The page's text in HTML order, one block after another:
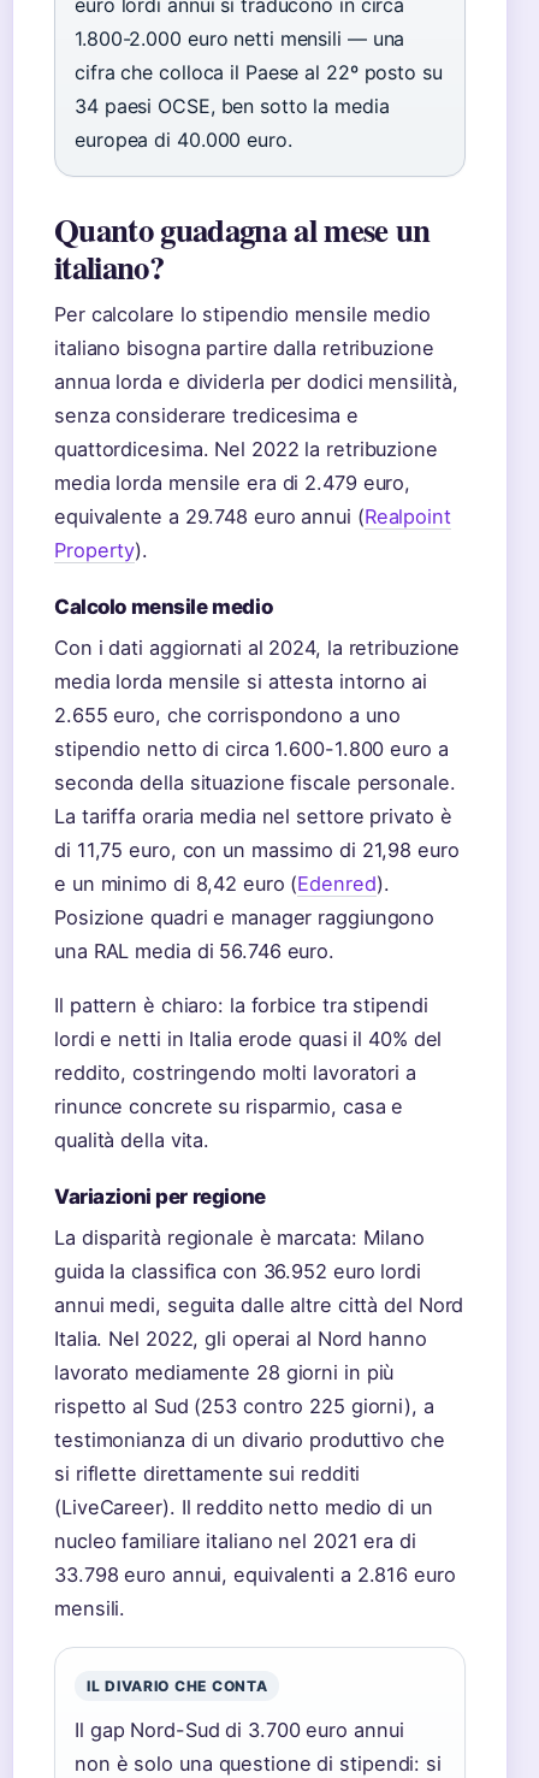
euro lordi annui si traducono in circa
1.800-2.000 euro netti mensili — una
cifra che colloca il Paese al 22º posto su
34 paesi OCSE, ben sotto la media
europea di 40.000 euro.
Quanto guadagna al mese un
italiano?
Per calcolare lo stipendio mensile medio
italiano bisogna partire dalla retribuzione
annua lorda e dividerla per dodici mensilità,
senza considerare tredicesima e
quattordicesima. Nel 2022 la retribuzione
media lorda mensile era di 2.479 euro,
equivalente a 29.748 euro annui (Realpoint
Property).
Calcolo mensile medio
Con i dati aggiornati al 2024, la retribuzione
media lorda mensile si attesta intorno ai
2.655 euro, che corrispondono a uno
stipendio netto di circa 1.600-1.800 euro a
seconda della situazione fiscale personale.
La tariffa oraria media nel settore privato è
di 11,75 euro, con un massimo di 21,98 euro
e un minimo di 8,42 euro (Edenred).
Posizione quadri e manager raggiungono
una RAL media di 56.746 euro.
Il pattern è chiaro: la forbice tra stipendi
lordi e netti in Italia erode quasi il 40% del
reddito, costringendo molti lavoratori a
rinunce concrete su risparmio, casa e
qualità della vita.
Variazioni per regione
La disparità regionale è marcata: Milano
guida la classifica con 36.952 euro lordi
annui medi, seguita dalle altre città del Nord
Italia. Nel 2022, gli operai al Nord hanno
lavorato mediamente 28 giorni in più
rispetto al Sud (253 contro 225 giorni), a
testimonianza di un divario produttivo che
si riflette direttamente sui redditi
(LiveCareer). Il reddito netto medio di un
nucleo familiare italiano nel 2021 era di
33.798 euro annui, equivalenti a 2.816 euro
mensili.
IL DIVARIO CHE CONTA
Il gap Nord-Sud di 3.700 euro annui
non è solo una questione di stipendi: si